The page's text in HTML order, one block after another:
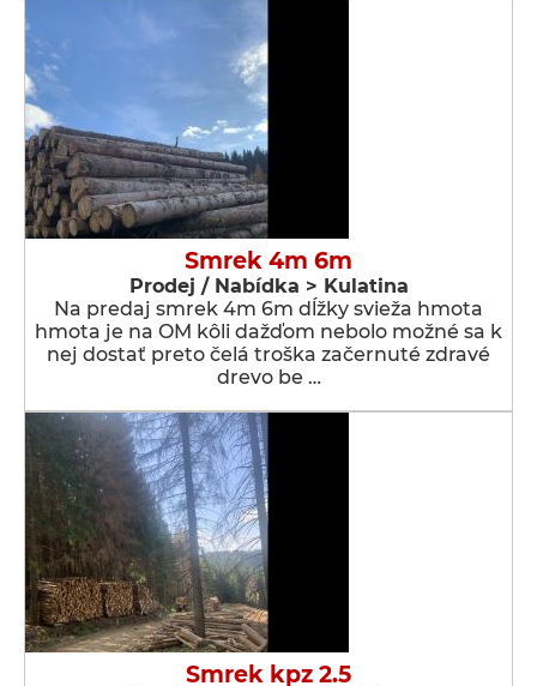
Smrek 4m 6m
Prodej / Nabídka > Kulatina
Na predaj smrek 4m 6m dĺžky svieža hmota
hmota je na OM kôli dažďom nebolo možné sa k
nej dostať preto čelá troška začernuté zdravé
drevo be …
Smrek kpz 2.5